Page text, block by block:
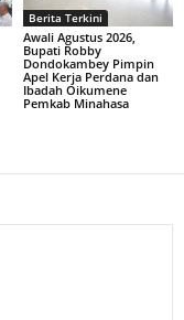
Berita Terkini
Awali Agustus 2026,
Bupati Robby
Dondokambey Pimpin
Apel Kerja Perdana dan
Ibadah Oikumene
Pemkab Minahasa